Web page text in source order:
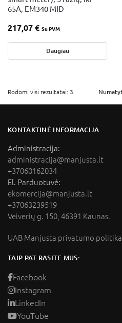
65A, EM340 MID
217,07€ Su PVM
Daugiau
Rodomi visi rezultatai: 3
KONTAKTINĖ INFORMACIJA
Administracija:
administracija@manjusta.lt
+37060162034
El. Parduotuvė:
ekomercija@manjusta.lt
+37063239519
Veiverių g. 150, 46391 Kaunas.
UAB Manjusta privatumo politika
TAIP PAT RASITE MUS:
Facebook
Instagram
LinkedIn
YouTube